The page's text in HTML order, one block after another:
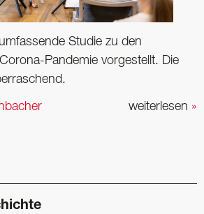
Studie zu den
Pandemie vorgestellt. Die
weiterlesen »